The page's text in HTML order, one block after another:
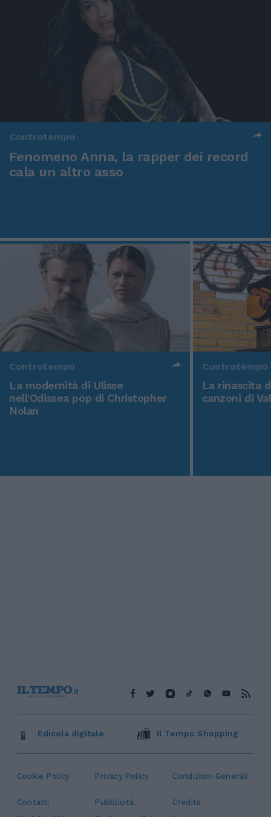
Controtempo
Fenomeno Anna, la rapper dei record
cala un altro asso
Controtempo
La modernità di Ulisse
nell'Odissea pop di Christopher
Nolan
Controtempo
La rinascita
canzoni di
Cookie Policy Privacy Policy Condizioni Generali
Contatti Pubblicità
Credits
Edicola digitale Il Tempo Shopping